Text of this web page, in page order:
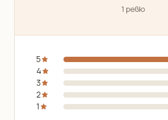
1 ревю
5
4
3
2
1